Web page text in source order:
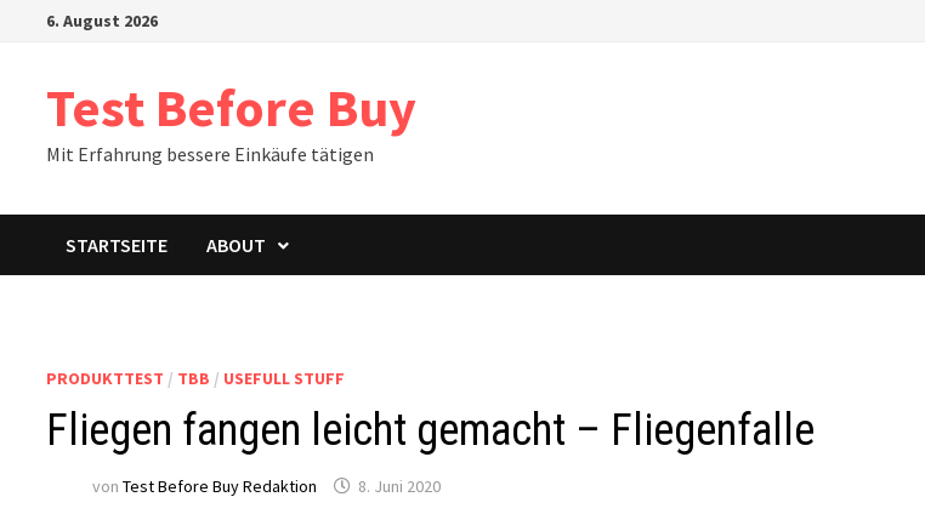
6. August 2026
Test Before Buy
Mit Erfahrung bessere Einkäufe tätigen
STARTSEITE ABOUT
PRODUKTTEST / TBB / USEFULL STUFF
Fliegen fangen leicht gemacht – Fliegenfalle
vonTest Before Buy Redaktion 8. Juni 2020